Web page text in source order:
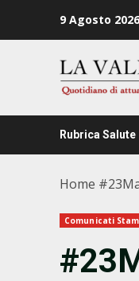
9 Agosto 2026
Rubrica Salute
Home
Comunicati